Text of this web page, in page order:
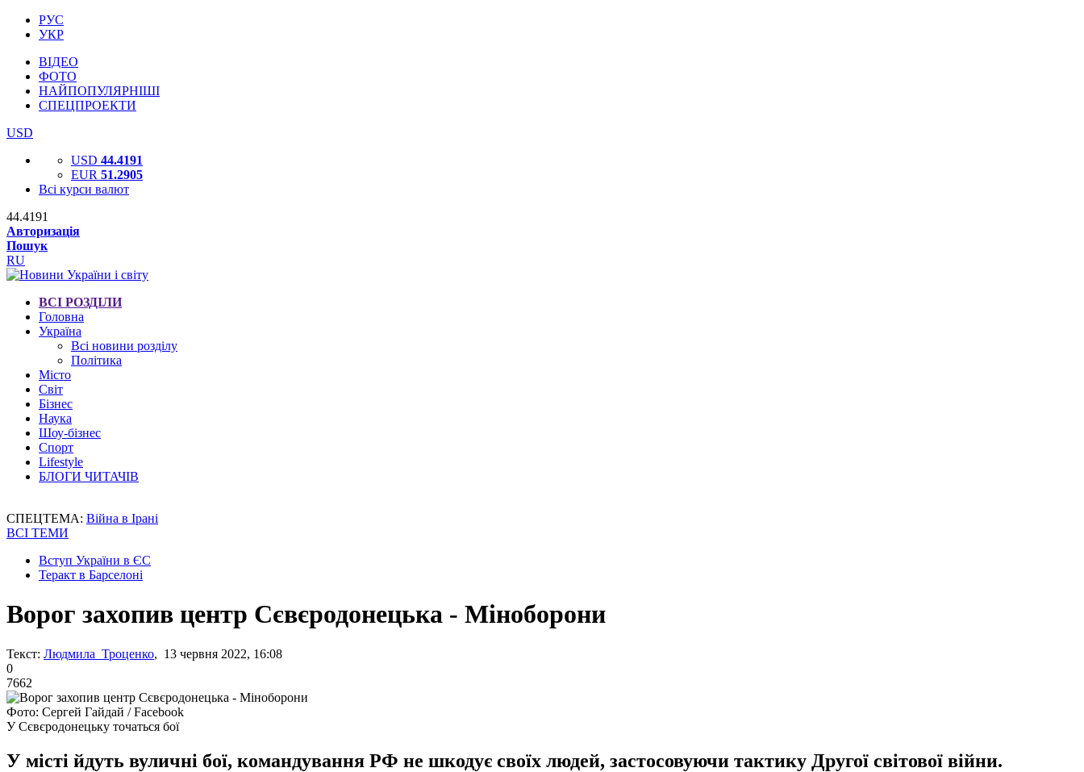
РУС
УКР
ВІДЕО
ФОТО
НАЙПОПУЛЯРНІШІ
СПЕЦПРОЕКТИ
USD
USD 44.4191
EUR 51.2905
Всі курси валют
44.4191
Авторизація
Пошук
RU
ВСІ РОЗДІЛИ
Головна
Україна
Всі новини розділу
Політика
Місто
Світ
Бізнес
Наука
Шоу-бізнес
Спорт
Lifestyle
БЛОГИ ЧИТАЧІВ
СПЕЦТЕМА: Війна в Ірані
ВСІ ТЕМИ
Вступ України в ЄС
Теракт в Барселоні
Ворог захопив центр Сєвєродонецька - Міноборони
Текст: Людмила Троценко, 13 червня 2022, 16:08
0
7662
Фото: Сергей Гайдай / Facebook
У Сєвєродонецьку точаться бої
У місті йдуть вуличні бої, командування РФ не шкодує своїх людей, застосовуючи тактику Другої світової війни.